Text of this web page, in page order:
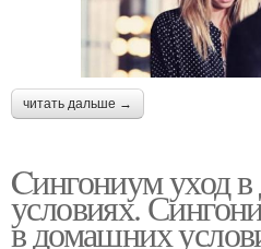
читать дальше →
Cингониум уход
условиях.
в домашних